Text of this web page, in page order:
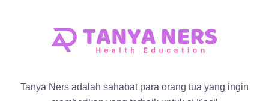
Tanya Ners adalah sahabat para orang tua yang ingin